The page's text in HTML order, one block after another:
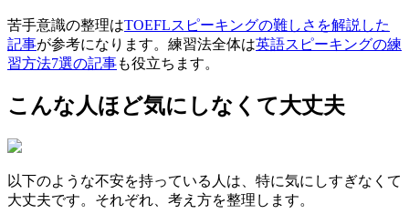
苦手意識の整理はTOEFLスピーキングの難しさを解説した
記事が参考になります。練習法全体は英語スピーキングの練
習方法7選の記事も役立ちます。
こんな人ほど気にしなくて大丈夫
以下のような不安を持っている人は、特に気にしすぎなくて
大丈夫です。それぞれ、考え方を整理します。